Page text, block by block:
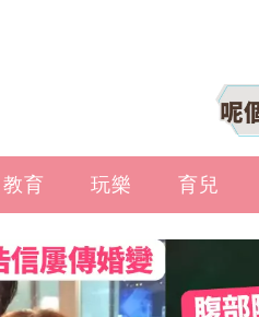
教育 玩樂 育兒